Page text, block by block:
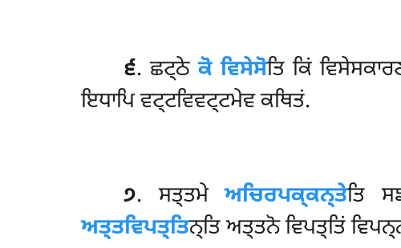
੬. ਛਟ੍ਠੇਕੋ ਵਿਸੇਸੋਤਿ ਕਿਂ
ਇਧਾਪਿ ਵਟ੍ਟਵਿਵਟ੍ਟਮੇਵ ਕਥਿਤਂ.
੭. ਸਤ੍ਤਮੇਅਚਿਰਪਕ੍ਕਨ੍ਤੇਤਿ
ਅਤ੍ਤਵਿਪਤ੍ਤਿਨ੍ਤਿ ਅਤ੍ਤਨੋ ਵਿਪਤ੍ਤਿਂ